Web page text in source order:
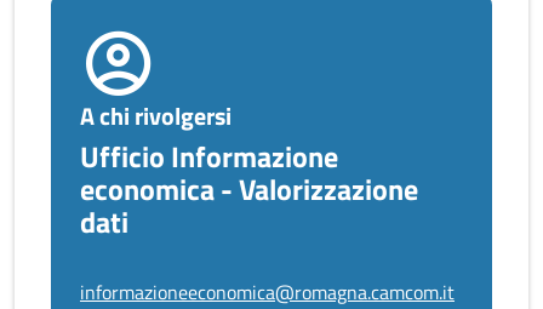
A chi rivolgersi
Ufficio Informazione
economica - Valorizzazione
dati
informazioneeconomica@romagna.camcom.it